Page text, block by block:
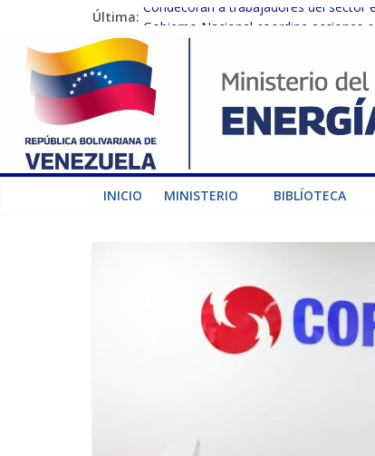
Última: Condecoran a trabajadores del sector
Gobierno Nacional coordina acciones
Inspeccionan trabajos de rehabilitación
Gobierno Nacional activa plan
Termocarabobo recupera el 50% de
INICIO MINISTERIO BIBLÍOTECA